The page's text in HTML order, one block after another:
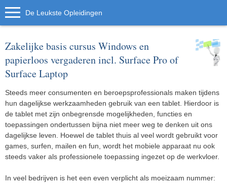
De Leukste Opleidingen
Zakelijke basis cursus Windows en
papierloos vergaderen incl. Surface Pro of
Surface Laptop
Steeds meer consumenten en beroepsprofessionals maken tijdens
hun dagelijkse werkzaamheden gebruik van een tablet. Hierdoor is
de tablet met zijn onbegrensde mogelijkheden, functies en
toepassingen ondertussen bijna niet meer weg te denken uit ons
dagelijkse leven. Hoewel de tablet thuis al veel wordt gebruikt voor
games, surfen, mailen en fun, wordt het mobiele apparaat nu ook
steeds vaker als professionele toepassing ingezet op de werkvloer.
In veel bedrijven is het een even verplicht als moeizaam nummer: